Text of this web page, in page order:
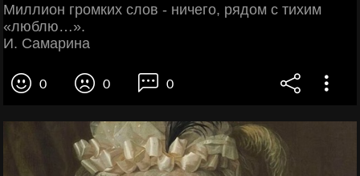
Миллион громких слов - ничего, рядом с тихим
«люблю…».
И. Самарина
0 0 0